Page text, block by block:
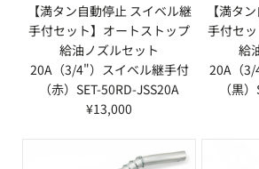
【満タン自動停止 スイベル継
手付セット】オートストップ
給油ノズルセット
20A（3/4"）スイベル継手付
（赤）SET-50RD-JSS20A
¥13,000
【満タ
手付セ
給
20A（3/
（黒